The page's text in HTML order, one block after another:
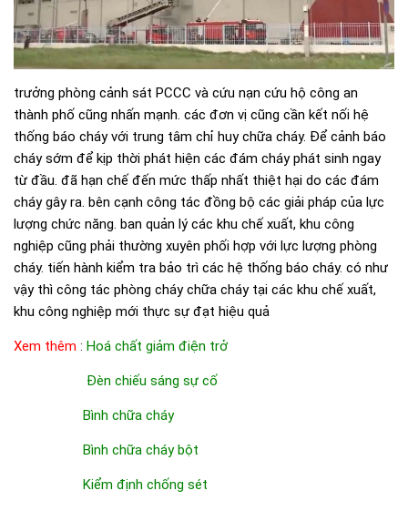
trưởng phòng cảnh sát PCCC và cứu nạn cứu hộ công an
thành phố cũng nhấn mạnh. các đơn vị cũng cần kết nối hệ
thống báo cháy với trung tâm chỉ huy chữa cháy. Để cảnh báo
cháy sớm để kịp thời phát hiện các đám cháy phát sinh ngay
từ đầu. đã hạn chế đến mức thấp nhất thiệt hại do các đám
cháy gây ra. bên cạnh công tác đồng bộ các giải pháp của lực
lượng chức năng. ban quản lý các khu chế xuất, khu công
nghiệp cũng phải thường xuyên phối hợp với lực lượng phòng
cháy. tiến hành kiểm tra bảo trì các hệ thống báo cháy. có như
vậy thì công tác phòng cháy chữa cháy tại các khu chế xuất,
khu công nghiệp mới thực sự đạt hiệu quả
Xem thêm : Hoá chất giảm điện trở
Đèn chiếu sáng sự cố
Bình chữa cháy
Bình chữa cháy bột
Kiểm định chống sét